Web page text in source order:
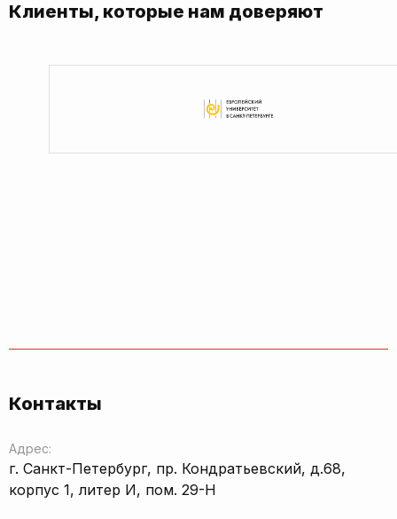
Клиенты, которые нам доверяют
Контакты
Адрес:
г. Санкт-Петербург, пр. Кондратьевский, д.68,
корпус 1, литер И, пом. 29-Н